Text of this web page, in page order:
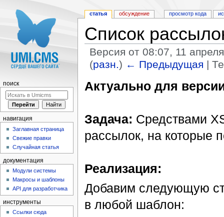
Список
Версия от 08:07, 11
(разн.) ← Предыдущая |
Актуально для
Задача: Средствами
рассылок, на которые
Реализация:
Добавим следующую
в любой шаблон:
статья обсуждение просмотр кода
поиск
навигация
Заглавная страница
Свежие правки
Случайная статья
документация
Модули системы
Макросы и шаблоны
API для разработчика
инструменты
Ссылки сюда